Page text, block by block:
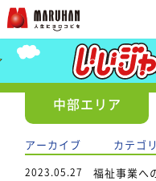
中部エリア
アーカイブ カテゴ
2023.05.27 福祉事業へ